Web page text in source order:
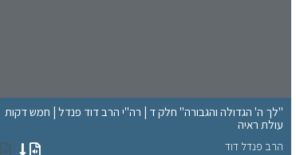
"לך ה' הגדולה והגבורה" חלק ד | רה"י הרב דוד פנדל | חמש דקות
עולת ראיה
הרב פנדל דוד